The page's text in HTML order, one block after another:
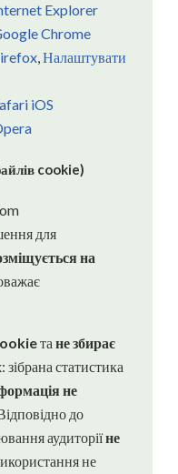
Explorer
Chrome
,Налаштувати
iOS
cookie)
для
на
та не збирає
: зібрана статистика
не
до
аудиторіїне
не